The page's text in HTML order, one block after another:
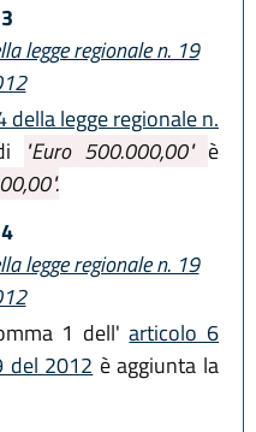
legge regionale n. 19
della legge regionale n.
"Euro 500.000,00" è
legge regionale n. 19
1 dell'articolo 6
del 2012 è aggiunta la